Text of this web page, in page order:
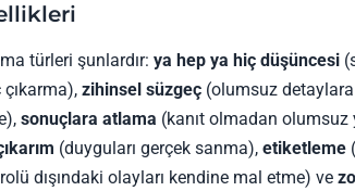
türleri şunlardır: ya hep ya hiç düşüncesi
zihinsel süzgeç (olumsuz
sonuçlara atlama (kanıt olmadan
(duyguları gerçek sanma), etiketleme
dışındaki olayları kendine mal etme) ve